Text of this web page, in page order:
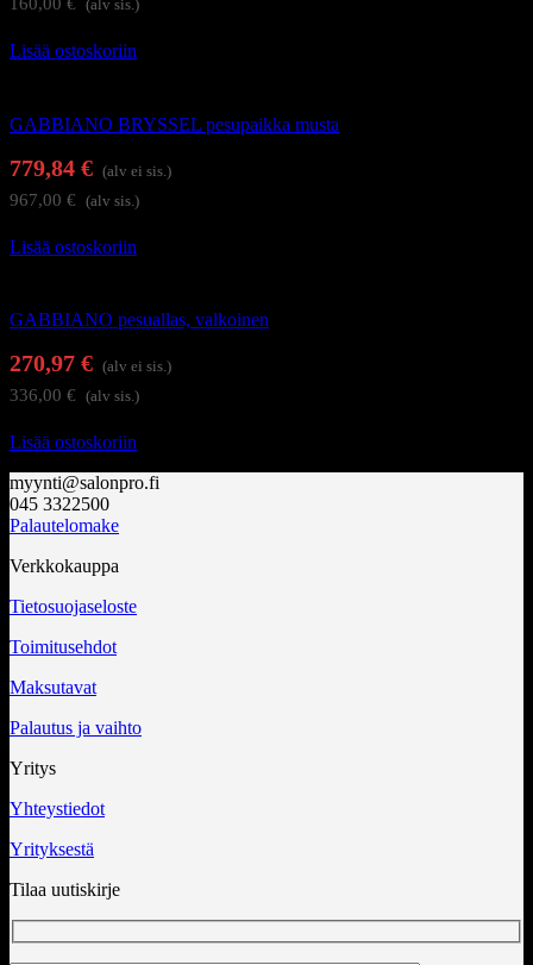
(alv sis.)
Lisää ostoskoriin
GABBIANO BRYSSEL pesupaikka musta
779,84 € (alv ei sis.)
967,00 € (alv sis.)
Lisää ostoskoriin
GABBIANO pesuallas, valkoinen
270,97 € (alv ei sis.)
336,00 € (alv sis.)
Lisää ostoskoriin
myynti@salonpro.fi
045 3322500
Palautelomake
Verkkokauppa
Tietosuojaseloste
Toimitusehdot
Maksutavat
Palautus ja vaihto
Yritys
Yhteystiedot
Yrityksestä
Tilaa uutiskirje